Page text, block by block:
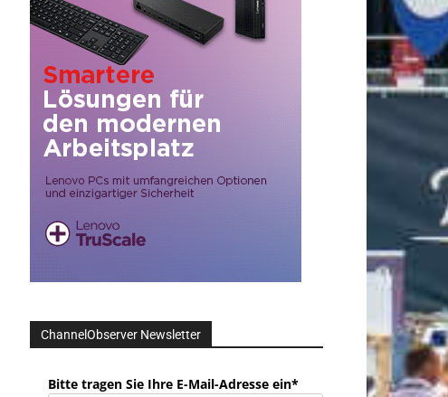
ChannelObserver Newsletter
Bitte tragen Sie Ihre E-Mail-Adresse ein*